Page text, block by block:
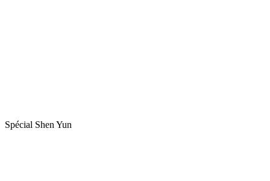
Spécial Shen Yun